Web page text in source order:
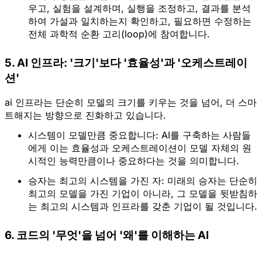
우고, 실험을 설계하며, 실행을 조정하고, 결과를 분석
전체 과학적 순환 고리(loop)에 참여합니다.
5. AI 인프라: '크기'보다 '효율성'과 '오케스트레이
션'
ai 인프라는 단순히 모델의 크기를 키우는 것을 넘어, 더 스마
트해지는 방향으로 진화하고 있습니다.
시스템이 모델만큼 중요합니다: AI를 구축하는 사람들
에게 이는 효율성과 오케스트레이션이 모델 자체의 원
시적인 능력만큼이나 중요하다는 것을 의미합니다.
승자는 최고의 시스템을 가진 자: 미래의 승자는 단순히
최고의 모델을 가진 기업이 아니라, 그 모델을 뒷받침하
는 최고의 시스템과 인프라
6. 코드의 '무엇'을 넘어 '왜'를 이해하는 AI